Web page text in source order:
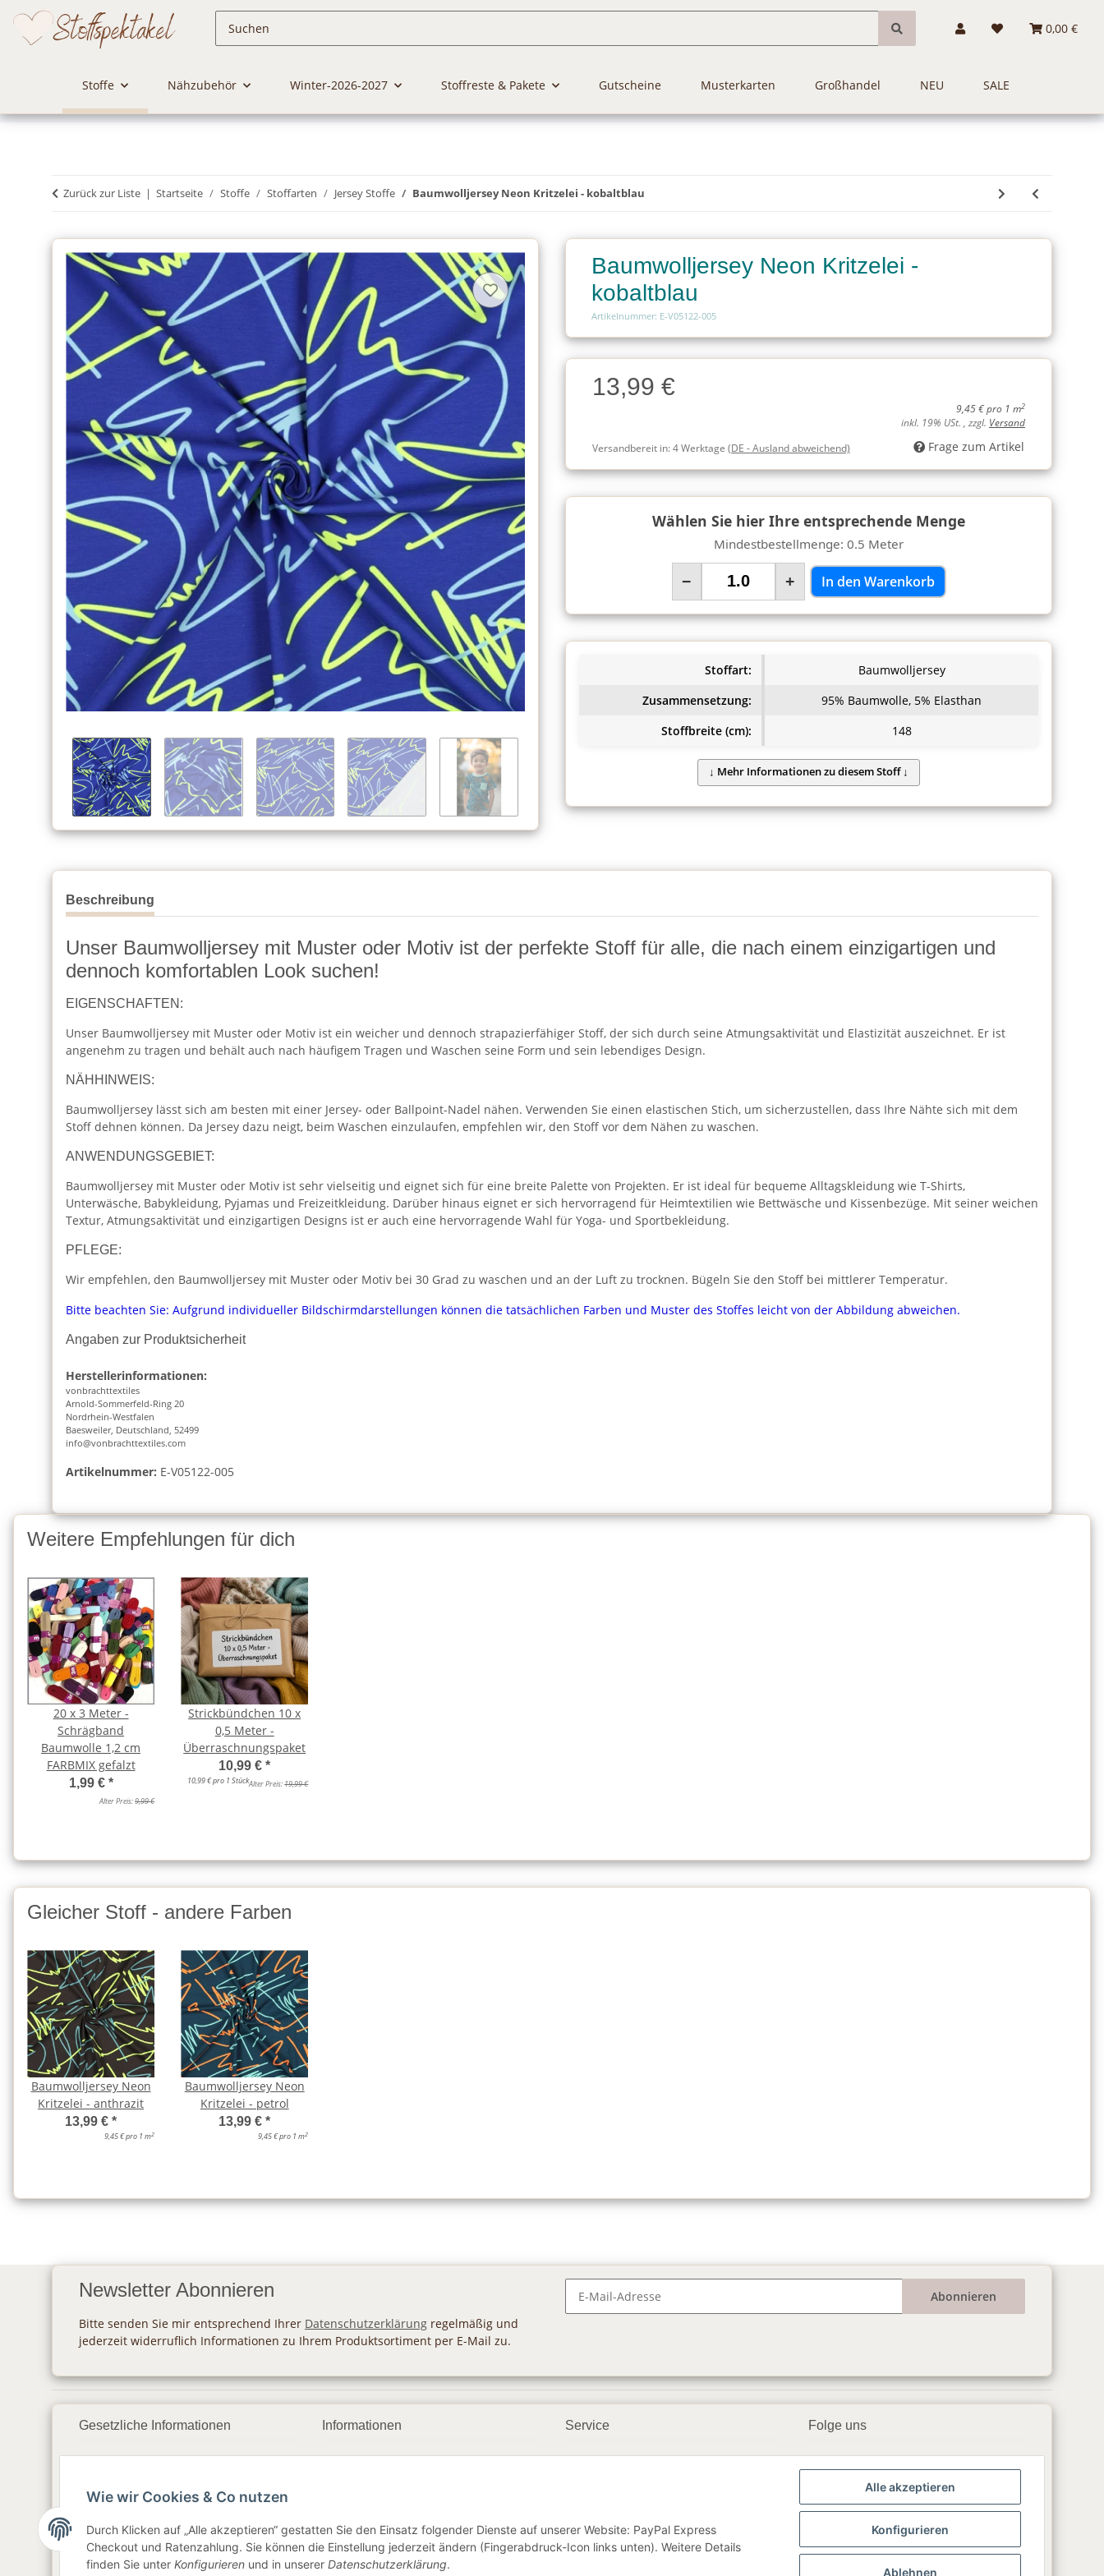
0,00 €
Stoffe Nähzubehör Winter-2026-2027 Stoffreste & Pakete Gutscheine Musterkarten Großhandel NEU SALE
Zurück zur Liste Startseite Stoffe Stoffarten Jersey Stoffe Baumwolljersey Neon Kritzelei - kobaltblau
Baumwolljersey Neon Kritzelei -
kobaltblau
Artikelnummer: E-V05122-005
Charge
Charge13,99 €
9,45 € pro 1 m2
inkl. 19% USt. , zzgl. Versand
Versandbereit in:4 Werktage (DE - Ausland abweichend) Frage zum Artikel
Wählen Sie hier Ihre entsprechende Menge
Mindestbestellmenge: 0.5 Meter
− + In den Warenkorb
Stoffart:
Baumwolljersey
Zusammensetzung:
95% Baumwolle, 5% Elasthan
Stoffbreite (cm):
148
Beschreibung
Unser Baumwolljersey mit Muster oder Motiv ist der perfekte Stoff für alle, die nach einem einzigartigen und
dennoch komfortablen Look suchen!
EIGENSCHAFTEN:
Unser Baumwolljersey mit Muster oder Motiv ist ein weicher und dennoch strapazierfähiger Stoff, der sich durch seine Atmungsaktivität und Elastizität auszeichnet. Er ist
angenehm zu tragen und behält auch nach häufigem Tragen und Waschen seine Form und sein lebendiges Design.
NÄHHINWEIS:
Baumwolljersey lässt sich am besten mit einer Jersey- oder Ballpoint-Nadel nähen. Verwenden Sie einen elastischen Stich, um sicherzustellen, dass Ihre Nähte sich mit dem
Stoff dehnen können. Da Jersey dazu neigt, beim Waschen einzulaufen, empfehlen wir, den Stoff vor dem Nähen zu waschen.
ANWENDUNGSGEBIET:
Baumwolljersey mit Muster oder Motiv ist sehr vielseitig und eignet sich für eine breite Palette von Projekten. Er ist ideal für bequeme Alltagskleidung wie T-Shirts,
Unterwäsche, Babykleidung, Pyjamas und Freizeitkleidung. Darüber hinaus eignet er sich hervorragend für Heimtextilien wie Bettwäsche und Kissenbezüge. Mit seiner weichen
Textur, Atmungsaktivität und einzigartigen Designs ist er auch eine hervorragende Wahl für Yoga- und Sportbekleidung.
PFLEGE:
Wir empfehlen, den Baumwolljersey mit Muster oder Motiv bei 30 Grad zu waschen und an der Luft zu trocknen. Bügeln Sie den Stoff bei mittlerer Temperatur.
Bitte beachten Sie: Aufgrund individueller Bildschirmdarstellungen können die tatsächlichen Farben und Muster des Stoffes leicht von der Abbildung abweichen.
Angaben zur Produktsicherheit
Herstellerinformationen:
vonbrachttextiles
Arnold-Sommerfeld-Ring 20
Nordrhein-Westfalen
Baesweiler, Deutschland, 52499
info@vonbrachttextiles.com
Artikelnummer: E-V05122-005
Weitere Empfehlungen für dich
20 x 3 Meter -
Schrägband
Baumwolle 1,2 cm
FARBMIX gefalzt
1,99 € *
Alter Preis:9,99 €
Strickbündchen 10 x
0,5 Meter -
Überraschnungspaket
10,99 €*
10,99 € pro 1 StückAlter Preis:19,99 €
Gleicher Stoff - andere Farben
Baumwolljersey Neon
Kritzelei - anthrazit
13,99 €*
9,45 € pro 1 m2
Baumwolljersey Neon
Kritzelei - petrol
13,99 €*
9,45 € pro 1 m2
Newsletter Abonnieren
Bitte senden Sie mir entsprechend Ihrer Datenschutzerklärung regelmäßig und
jederzeit widerruflich Informationen zu Ihrem Produktsortiment per E-Mail zu.
Abonnieren
Gesetzliche Informationen
AGB
Sitemap
Impressum
Informationen
Newsletter
Service Folge uns
▶️ YouTube
📸 Instagram
Wie wir Cookies & Co nutzen
Durch Klicken auf „Alle akzeptieren“ gestatten Sie den Einsatz folgender Dienste auf unserer Website: PayPal Express
Checkout und Ratenzahlung. Sie können die Einstellung jederzeit ändern (Fingerabdruck-Icon links unten). Weitere Details
finden Sie unter Konfigurieren und in unserer Datenschutzerklärung.
Alle akzeptieren
Konfigurieren
Ablehnen